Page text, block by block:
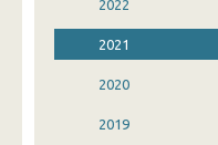
2022
2021
2020
2019